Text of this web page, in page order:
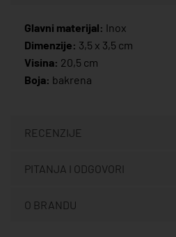
Glavni materijal: Inox
Dimenzije: 3,5 x 3,5 cm
Visina: 20,5 cm
Boja: bakrena
RECENZIJE
PITANJA I ODGOVORI
O BRANDU